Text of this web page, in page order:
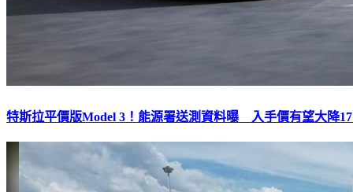
特斯拉平價版Model 3！能源署送測資料曝 入手價有望大降